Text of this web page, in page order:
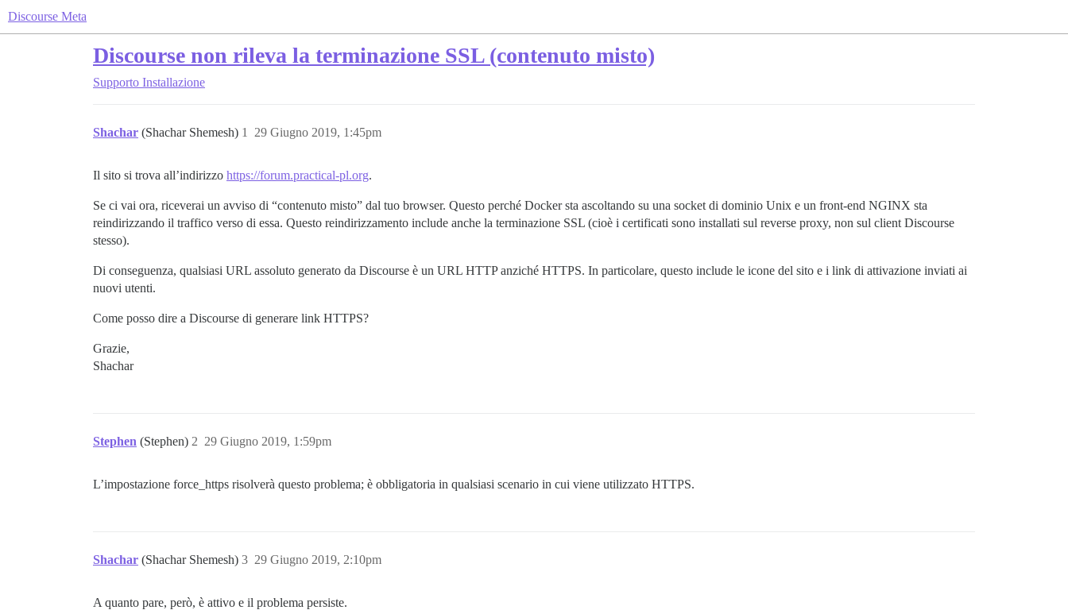
Discourse Meta
Discourse non rileva la terminazione SSL (contenuto misto)
Supporto Installazione
Shachar (Shachar Shemesh) 29 Giugno 2019, 1:45pm
1
Il sito si trova all’indirizzo https://forum.practical-pl.org.
Se ci vai ora, riceverai un avviso di “contenuto misto” dal tuo browser. Questo perché Docker sta ascoltando su una socket di dominio Unix e un front-end NGINX sta
reindirizzando il traffico verso di essa. Questo reindirizzamento include anche la terminazione SSL (cioè i certificati sono installati sul reverse proxy, non sul client Discourse
stesso).
Di conseguenza, qualsiasi URL assoluto generato da Discourse è un URL HTTP anziché HTTPS. In particolare, questo include le icone del sito e i link di attivazione inviati ai
nuovi utenti.
Come posso dire a Discourse di generare link HTTPS?
Grazie,
Shachar
Stephen (Stephen) 29 Giugno 2019, 1:59pm
2
L’impostazione force_https risolverà questo problema; è obbligatoria in qualsiasi scenario in cui viene utilizzato HTTPS.
Shachar (Shachar Shemesh) 29 Giugno 2019, 2:10pm
3
A quanto pare, però, è attivo e il problema persiste.